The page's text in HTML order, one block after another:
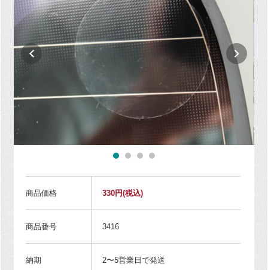
商品価格 330円(税込)
商品番号 3416
納期 2〜5営業日で発送